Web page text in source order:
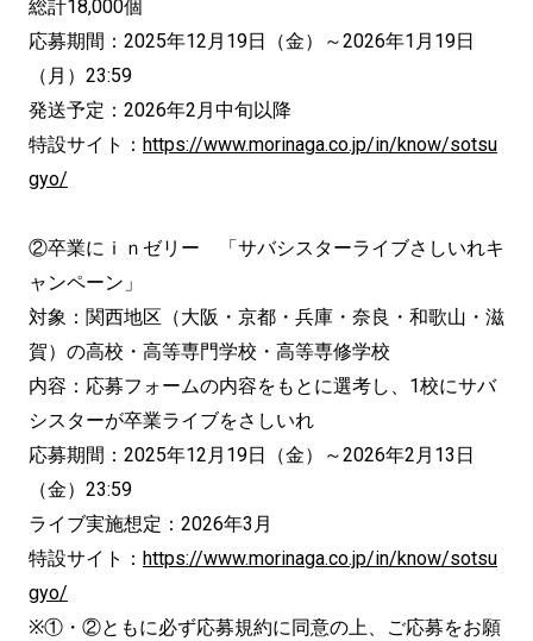
総計18,000個
応募期間：2025年12月19日（金）～2026年1月19日
（月）23:59
発送予定：2026年2月中旬以降
特設サイト： https://www.morinaga.co.jp/in/know/sotsu
gyo/
②卒業にｉｎゼリー 「サバシスターライブさしいれキ
ャンペーン」
対象：関西地区（大阪・京都・兵庫・奈良・和歌山・滋
賀）の高校・高等専門学校・高等専修学校
内容：応募フォームの内容をもとに選考し、1校にサバ
シスターが卒業ライブをさしいれ
応募期間：2025年12月19日（金）～2026年2月13日
（金）23:59
ライブ実施想定：2026年3月
特設サイト： https://www.morinaga.co.jp/in/know/sotsu
gyo/
※①・②ともに必ず応募規約に同意の上、ご応募をお願